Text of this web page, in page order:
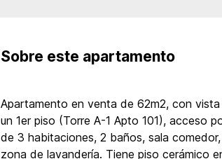
Sobre este apartamento
Apartamento en venta de 62m2, con
un 1er piso (Torre A-1 Apto 101), acceso
de 3 habitaciones, 2 baños, sala
zona de lavandería. Tiene piso cerámico